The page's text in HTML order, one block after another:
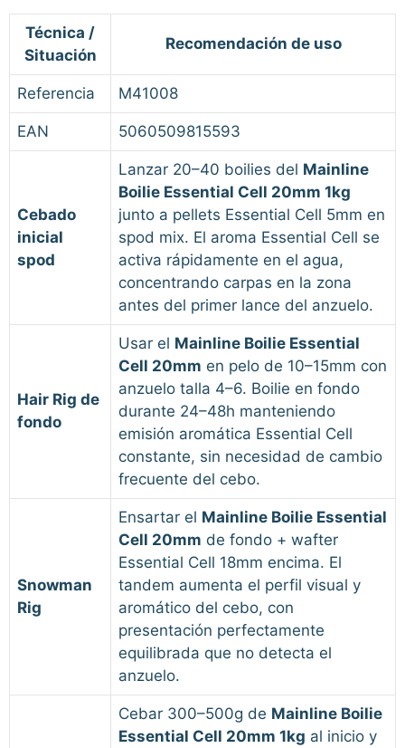
Referencia M41008
EAN 5060509815593
Técnica /
Situación
Recomendación de uso
Cebado
inicial
spod
Lanzar 20–40 boilies del Mainline
Boilie Essential Cell 20mm 1kg
junto a pellets Essential Cell 5mm en
spod mix. El aroma Essential Cell se
activa rápidamente en el agua,
concentrando carpas en la zona
antes del primer lance del anzuelo.
Hair Rig de
fondo
Usar el Mainline Boilie Essential
Cell 20mm en pelo de 10–15mm con
anzuelo talla 4–6. Boilie en fondo
durante 24–48h manteniendo
emisión aromática Essential Cell
constante, sin necesidad de cambio
frecuente del cebo.
Snowman
Rig
Ensartar el Mainline Boilie Essential
Cell 20mm de fondo + wafter
Essential Cell 18mm encima. El
tandem aumenta el perfil visual y
aromático del cebo, con
presentación perfectamente
equilibrada que no detecta el
anzuelo.
Cebar 300–500g de Mainline Boilie
Essential Cell 20mm 1kg al inicio y